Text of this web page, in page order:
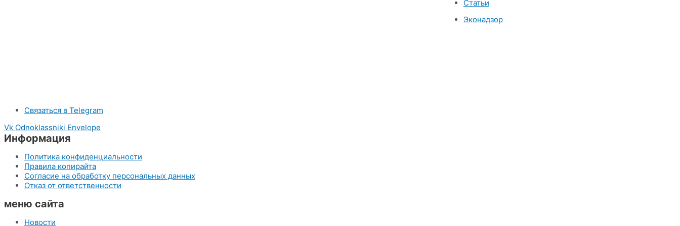
Статьи
Эконадзор
Связаться в Telegram
Vk Odnoklassniki Envelope
Информация
Политика конфиденциальности
Правила копирайта
Согласие на обработку персональных данных
Отказ от ответственности
меню сайта
Новости